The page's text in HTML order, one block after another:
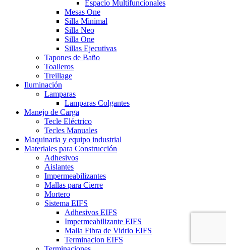
Espacio Multifuncionales
Mesas One
Silla Minimal
Silla Neo
Silla One
Sillas Ejecutivas
Tapones de Baño
Toalleros
Treillage
Iluminación
Lamparas
Lamparas Colgantes
Manejo de Carga
Tecle Eléctrico
Tecles Manuales
Maquinaria y equipo industrial
Materiales para Construcción
Adhesivos
Aislantes
Impermeabilizantes
Mallas para Cierre
Mortero
Sistema EIFS
Adhesivos EIFS
Impermeabilizante EIFS
Malla Fibra de Vidrio EIFS
Terminacion EIFS